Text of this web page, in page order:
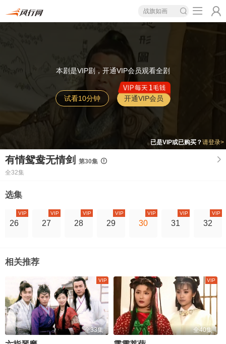
战旗如画
本剧是VIP剧，开通VIP会员观看全剧
试看10分钟 开通VIP会员
已是VIP或已购买？请登录>
有情鸳鸯无情剑
第30集
全32集
选集
26
VIP
27
VIP
28
VIP
29
VIP
30
VIP
31
VIP
32
VIP
相关推荐
全33集 全40集